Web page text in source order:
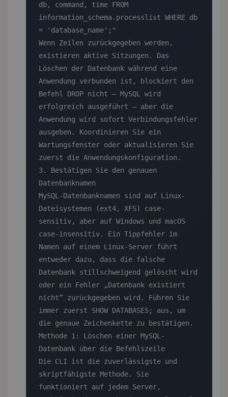
db, command, time FROM
information_schema.processlist WHERE db
= 'database_name';"
Wenn Zeilen zurückgegeben werden,
existieren aktive Sitzungen. Das
Löschen der Datenbank während eine
Anwendung verbunden ist, blockiert den
Befehl DROP nicht — MySQL wird
erfolgreich ausgeführt — aber die
Anwendung wird sofort Verbindungsfehler
ausgeben. Koordinieren Sie ein
Wartungsfenster oder aktualisieren Sie
zuerst die Anwendungskonfiguration.
3. Bestätigen Sie den genauen
Datenbanknamen
MySQL-Datenbanknamen sind auf Linux-
Dateisystemen (ext4, XFS) case-
sensitiv, aber auf Windows und macOS
case-insensitiv. Ein Tippfehler im
Namen auf einem Linux-Server führt
entweder dazu, dass die falsche
Datenbank stillschweigend gelöscht wird
oder ein Fehler „Datenbank existiert
nicht” zurückgegeben wird. Führen Sie
immer zuerst SHOW DATABASES; aus, um
die genaue Zeichenkette zu bestätigen.
Methode 1: Löschen einer MySQL-
Datenbank über die Befehlszeile
Die CLI ist die zuverlässigste und
skriptfähigste Methode. Sie
funktioniert auf jedem Server,